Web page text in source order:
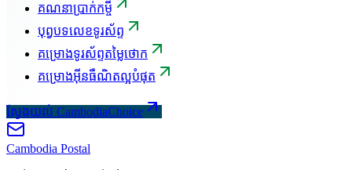
គណនាប្រាក់កម្ចី
បុព្វបទលេខទូរស័ព្ទ
គម្រោងទូរស័ព្ទតម្លៃថោក
គម្រោងអ៊ីនធឺណិតល្អបំផុត
ស្វែងយល់ CambodiaChoice
Cambodia Postal